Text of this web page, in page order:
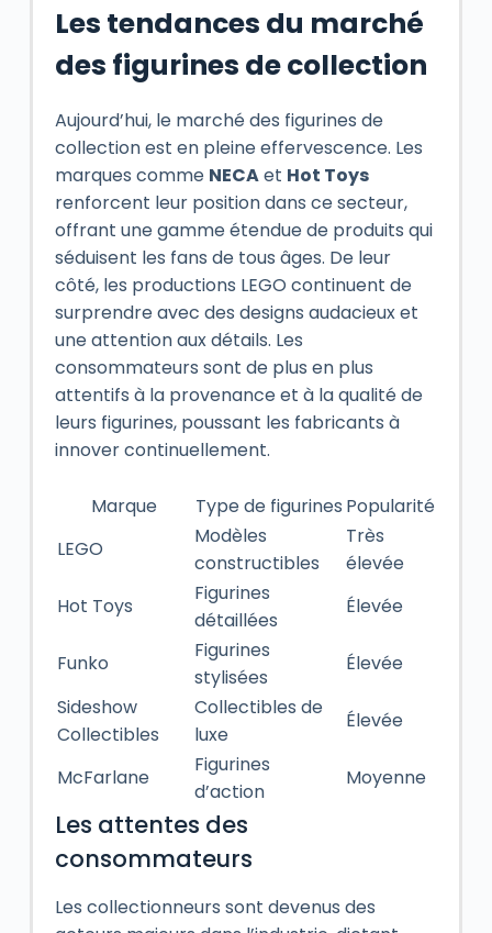
Les tendances du marché
des figurines de collection
Aujourd’hui, le marché des figurines de
collection est en pleine effervescence. Les
marques comme NECAet Hot Toys
renforcent leur position dans ce secteur,
offrant une gamme étendue de produits qui
séduisent les fans de tous âges. De leur
côté, les productions LEGO continuent de
surprendre avec des designs audacieux et
une attention aux détails. Les
consommateurs sont de plus en plus
attentifs à la provenance et à la qualité de
leurs figurines, poussant les fabricants à
innover continuellement.
Marque Type de figurines Popularité
LEGO
Modèles
constructibles
Très
élevée
Hot Toys
Figurines
détaillées
Élevée
Funko
Figurines
stylisées
Élevée
Sideshow
Collectibles
Collectibles de
luxe
Élevée
McFarlane
Figurines
d’action
Moyenne
Les attentes des
consommateurs
Les collectionneurs sont devenus des